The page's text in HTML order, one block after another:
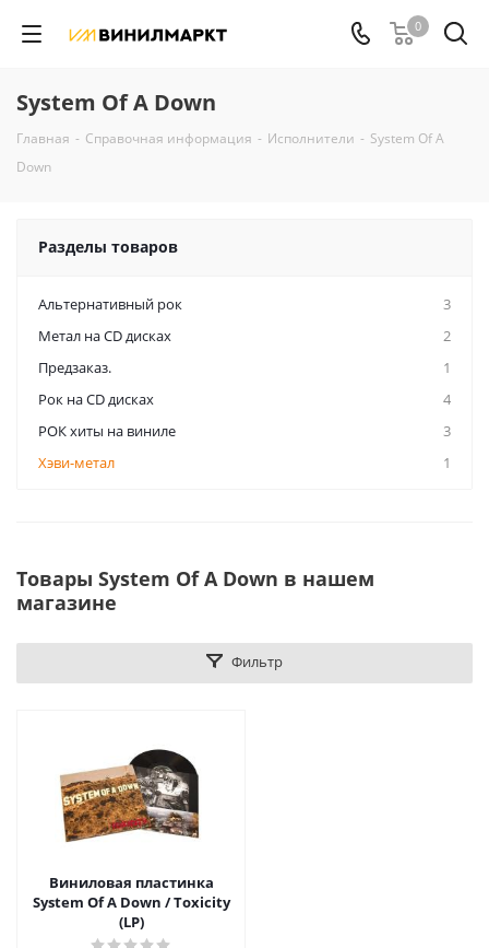
0
System Of A Down
Главная - Справочная информация - Исполнители - System Of A
Down
Разделы товаров
Альтернативный рок
3
Метал на CD дисках
2
Предзаказ.
1
Рок на CD дисках
4
РОК хиты на виниле
3
Хэви-метал
1
Товары System Of A Down в нашем
магазине
Фильтр
Виниловая пластинка
System Of A Down / Toxicity
(LP)